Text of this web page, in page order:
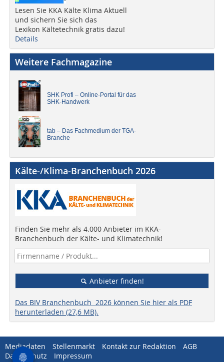
Lesen Sie KKA Kälte Klima Aktuell
und sichern Sie sich das
Lexikon Kältetechnik gratis dazu!
Details
Weitere Fachmagazine
SHK Profi – Online-Portal für das
SHK-Handwerk
tab – Das Fachmedium der TGA-
Branche
Kälte-/Klima-Branchenbuch 2026
Finden Sie mehr als 4.000 Anbieter im KKA-
Branchenbuch der Kälte- und Klimatechnik!
Anbieter finden!
Das BIV Branchenbuch 2026 können Sie hier als PDF
herunterladen (27,6 MB).
Mediadaten Stellenmarkt Kontakt zur Redaktion
AGB
Datenschutz
Impressum